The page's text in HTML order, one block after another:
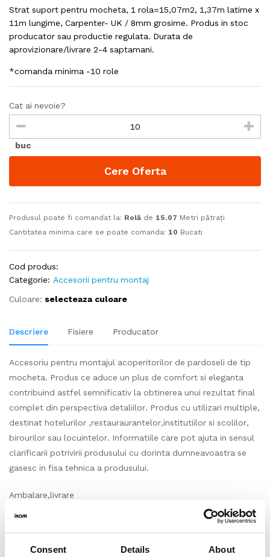
Consent Details About
Strat suport pentru mocheta, 1 rola=15,07m2, 1,37m latime x
11m lungime, Carpenter- UK / 8mm grosime. Produs in stoc
producator sau productie regulata. Durata de
aprovizionare/livrare 2-4 saptamani.
*comanda minima -10 role
Cat ai nevoie?
buc
Cere Oferta
Produsul poate fi comandat la: Rolă de 15.07 Metri pătrați
Cantitatea minima care se poate comanda: 10 Bucati
Cod produs:
Categorie: Accesorii pentru montaj
Culoare: selecteaza culoare
Descriere Fisiere Producator
Accesoriu pentru montajul acoperitorilor de pardoseli de tip
mocheta. Produs ce aduce un plus de comfort si eleganta
contribuind astfel semnificativ la obtinerea unui rezultat final
complet din perspectiva detaliilor. Produs cu utilizari multiple,
destinat hotelurilor ,restauraurantelor,institutiilor si scolilor,
birourilor sau locuintelor. Informatiile care pot ajuta in sensul
clarificarii potrivirii produsului cu dorinta dumneavoastra se
gasesc in fisa tehnica a produsului.
Ambalare,livrare
Accesoriu produs si impachetat la bucata, cantitate standard
site. Produs vandut la bucata, conform modului in care se